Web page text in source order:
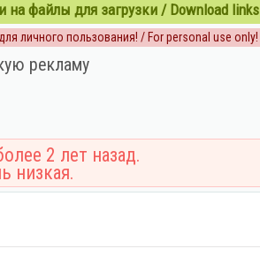
на файлы для загрузки / Download links
личного пользования! / For personal use only!
рекламу
2 лет назад.
низкая.